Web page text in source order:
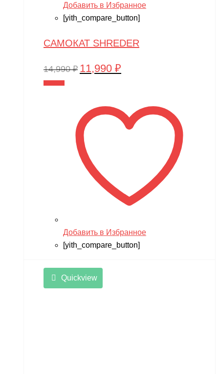
Добавить в Избранное
[yith_compare_button]
САМОКАТ SHREDER
14,990₽ Первоначальная
14,990 ₽.
11,990 ₽
Добавить в Избранное
[yith_compare_button]
Quickview